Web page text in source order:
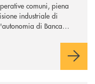
comuni, piena
industriale di
di Banca
dell’operazione.